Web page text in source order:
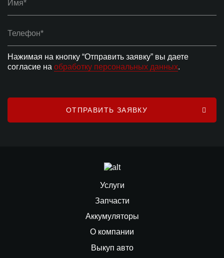
Имя*
Телефон*
Нажимая на кнопку “Отправить заявку” вы даете
согласие на обработку персональных данных.
Услуги
Запчасти
Аккумуляторы
О компании
Выкуп авто